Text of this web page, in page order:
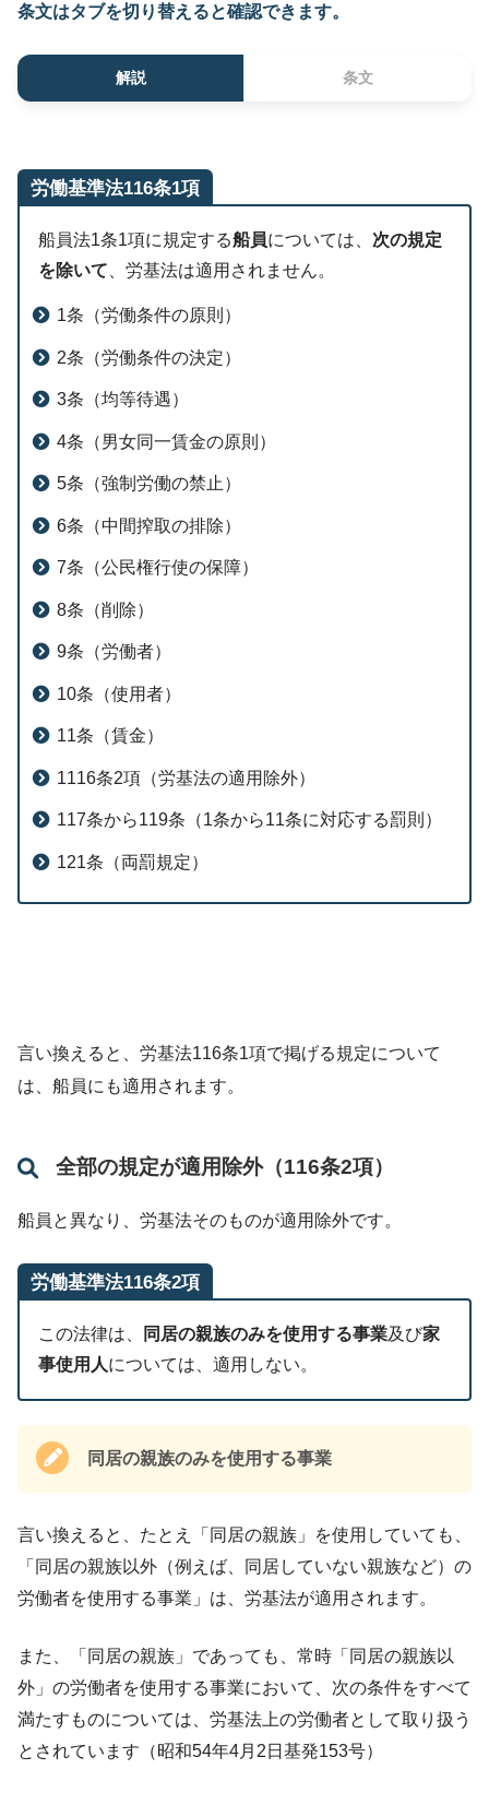
条文はタブを切り替えると確認できます。
解説 条文
労働基準法116条1項
船員法1条1項に規定する船員については、 次の規定
を除いて 、労基法は適用されません。
1条（労働条件の原則）
2条（労働条件の決定）
3条（均等待遇）
4条（男女同一賃金の原則）
5条（強制労働の禁止）
6条（中間搾取の排除）
7条（公民権行使の保障）
8条（削除）
9条（労働者）
10条（使用者）
11条（賃金）
1116条2項（労基法の適用除外）
117条から119条（1条から11条に対応する罰則）
121条（両罰規定）
言い換えると、労基法116条1項で掲げる規定について
は、船員にも適用されます。
全部の規定が適用除外（116条2項）
船員と異なり、労基法そのものが適用除外です。
労働基準法116条2項
この法律は、 同居の親族のみを使用する事業及び家
事使用人については、適用しない。
同居の親族のみを使用する事業
言い換えると、たとえ「同居の親族」を使用していても、
「同居の親族以外（例えば、同居していない親族など）の
労働者を使用する事業」は、労基法が適用されます。
また、「同居の親族」であっても、常時「同居の親族以
外」の労働者を使用する事業において、次の条件をすべて
満たすものについては、労基法上の労働者として取り扱う
とされています（昭和54年4月2日基発153号）